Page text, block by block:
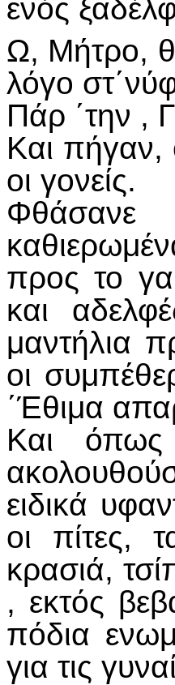
ενός
Ω, Μήτρο,
λόγο
Πάρ ΄την ,
Και πήγαν,
οι γονείς.
Φθάσανε
προς το
και
μαντήλια
οι
΄Έθιμα
Και όπως
ειδικά
οι πίτες,
κρασιά,
, εκτός
πόδια
για τις